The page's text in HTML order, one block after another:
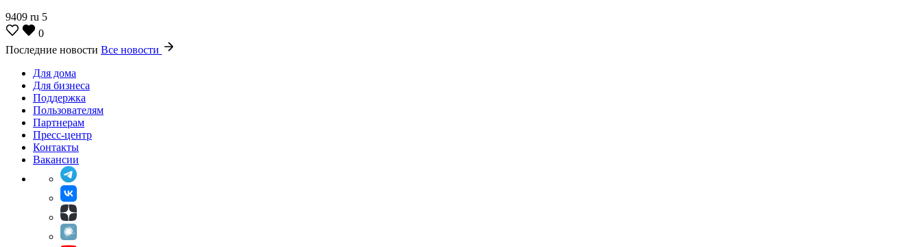
9409 ru 5
0
Последние новости Все новости
Для дома
Для бизнеса
Поддержка
Пользователям
Партнерам
Пресс-центр
Контакты
Вакансии